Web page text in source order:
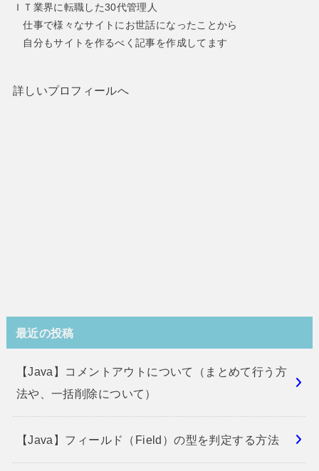
ＩＴ業界に転職した30代管理人
仕事で様々なサイトにお世話になったことから
自分もサイトを作るべく記事を作成してます
詳しいプロフィールへ
最近の投稿
【Java】コメントアウトについて（まとめて行う方
法や、一括削除について）
【Java】フィールド（Field）の型を判定する方法